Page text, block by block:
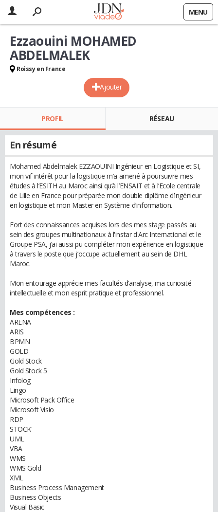
MENU
Ajouter
Ezzaouini MOHAMED
ABDELMALEK
Roissy en France
PROFIL RÉSEAU
En résumé
Mohamed Abdelmalek EZZAOUINI Ingénieur en Logistique et SI,
mon vif intérêt pour la logistique m’a amené à poursuivre mes
études à l’ESITH au Maroc ainsi qu’à l’ENSAIT et à l’Ecole centrale
de Lille en France pour préparée mon double diplôme d’ingénieur
en logistique et mon Master en Système d’information.
Fort des connaissances acquises lors des mes stage passés au
sein des groupes multinationaux à l'instar d'Arc International et le
Groupe PSA, j’ai aussi pu compléter mon expérience en logistique
à travers le poste que j’occupe actuellement au sein de DHL
Maroc.
Mon entourage apprécie mes facultés d’analyse, ma curiosité
intellectuelle et mon esprit pratique et professionnel.
Mes compétences :
ARENA
ARIS
BPMN
GOLD
Gold Stock
Gold Stock 5
Infolog
Lingo
Microsoft Pack Office
Microsoft Visio
RDP
STOCK'
UML
VBA
WMS
WMS Gold
XML
Business Process Management
Business Objects
Visual Basic